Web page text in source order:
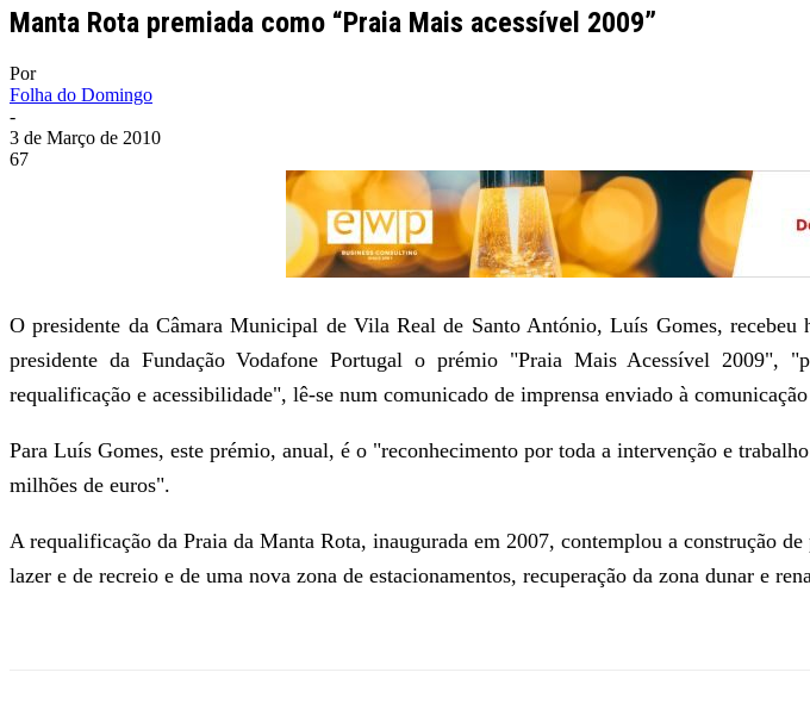
Manta Rota premiada como “Praia Mais acessível 2009”
Por
Folha do Domingo
-
3 de Março de 2010
67
O presidente da Câmara Municipal de Vila Real de Santo António, Luís Gomes,
presidente da Fundação Vodafone Portugal o prémio "Praia Mais Acessível 2009",
requalificação e acessibilidade", lê-se num comunicado de imprensa enviado à
Para Luís Gomes, este prémio, anual, é o "reconhecimento por toda a intervenção e
milhões de euros".
A requalificação da Praia da Manta Rota, inaugurada em 2007, contemplou a construção
lazer e de recreio e de uma nova zona de estacionamentos, recuperação da zona dunar e